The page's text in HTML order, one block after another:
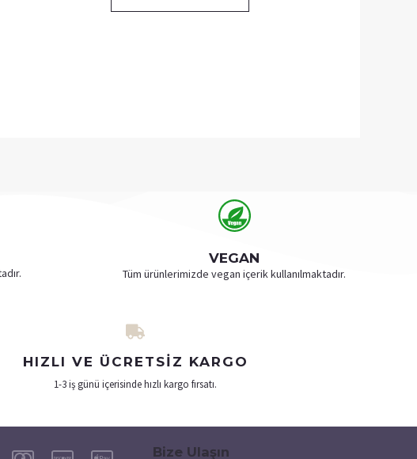
VEGAN
Tüm ürünlerimizde vegan içerik kullanılmaktadır.
HIZLI VE ÜCRETSIZ KARGO
1-3 iş günü içerisinde hızlı kargo fırsatı​.
Bize Ulaşın